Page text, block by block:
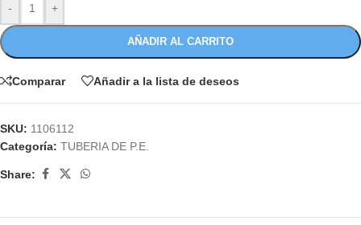
- +
AÑADIR AL CARRITO
Comparar Añadir a la lista de deseos
SKU: 1106112
Categoría: TUBERIA DE P.E.
Share: